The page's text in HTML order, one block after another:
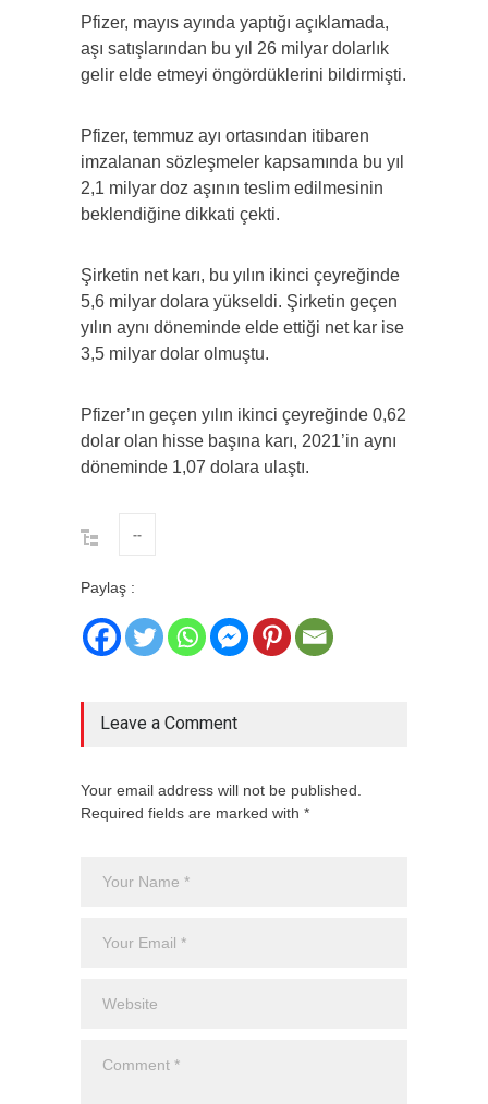
Pfizer, mayıs ayında yaptığı açıklamada,
aşı satışlarından bu yıl 26 milyar dolarlık
gelir elde etmeyi öngördüklerini bildirmişti.
Pfizer, temmuz ayı ortasından itibaren
imzalanan sözleşmeler kapsamında bu yıl
2,1 milyar doz aşının teslim edilmesinin
beklendiğine dikkati çekti.
Şirketin net karı, bu yılın ikinci çeyreğinde
5,6 milyar dolara yükseldi. Şirketin geçen
yılın aynı döneminde elde ettiği net kar ise
3,5 milyar dolar olmuştu.
Pfizer’ın geçen yılın ikinci çeyreğinde 0,62
dolar olan hisse başına karı, 2021’in aynı
döneminde 1,07 dolara ulaştı.
--
Paylaş :
Leave a Comment
Your email address will not be published.
Required fields are marked with *